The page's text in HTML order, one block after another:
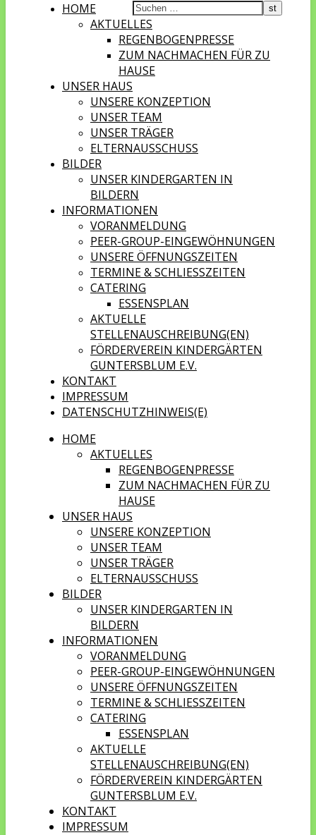
HOME
AKTUELLES
REGENBOGENPRESSE
ZUM NACHMACHEN FÜR ZU
HAUSE
UNSER HAUS
UNSERE KONZEPTION
UNSER TEAM
UNSER TRÄGER
ELTERNAUSSCHUSS
BILDER
UNSER KINDERGARTEN IN
BILDERN
INFORMATIONEN
VORANMELDUNG
PEER-GROUP-EINGEWÖHNUNGEN
UNSERE ÖFFNUNGSZEITEN
TERMINE & SCHLIESSZEITEN
CATERING
ESSENSPLAN
AKTUELLE
STELLENAUSCHREIBUNG(EN)
FÖRDERVEREIN KINDERGÄRTEN
GUNTERSBLUM E.V.
KONTAKT
IMPRESSUM
DATENSCHUTZHINWEIS(E)
HOME
AKTUELLES
REGENBOGENPRESSE
ZUM NACHMACHEN FÜR ZU
HAUSE
UNSER HAUS
UNSERE KONZEPTION
UNSER TEAM
UNSER TRÄGER
ELTERNAUSSCHUSS
BILDER
UNSER KINDERGARTEN IN
BILDERN
INFORMATIONEN
VORANMELDUNG
PEER-GROUP-EINGEWÖHNUNGEN
UNSERE ÖFFNUNGSZEITEN
TERMINE & SCHLIESSZEITEN
CATERING
ESSENSPLAN
AKTUELLE
STELLENAUSCHREIBUNG(EN)
FÖRDERVEREIN KINDERGÄRTEN
GUNTERSBLUM E.V.
KONTAKT
IMPRESSUM